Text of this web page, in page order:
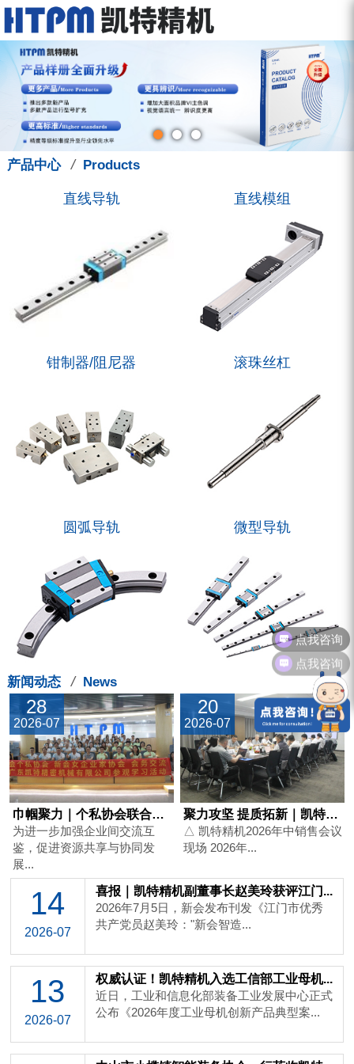
走进凯特
关于我们
品牌故事
人才管理
产品中心
直线导轨
直线模组
钳制器/阻尼器
圆弧导轨
微型导轨
服务中心
型录下载
图型下载
技术支援
新闻中心
新闻动态
展会讯息
凯特学堂
联系我们
联系方式
招聘信息
产品中心 /Products
直线导轨 直线模组
钳制器/阻尼器 滚珠丝杠
圆弧导轨 微型导轨
新闻动态 /News
28
2026-07
巾帼聚力｜个私协会联合新会女企业家协...
为进一步加强企业间交流互
鉴，促进资源共享与协同发
展...
20
2026-07
聚力攻坚 提质拓新｜凯特精机2026...
△ 凯特精机2026年中销售会议
现场 2026年...
14
2026-07
喜报｜凯特精机副董事长赵美玲获评江门...
2026年7月5日，新会发布刊发《江门市优秀
共产党员赵美玲："新会智造...
13
2026-07
权威认证！凯特精机入选工信部工业母机...
近日，工业和信息化部装备工业发展中心正式
公布《2026年度工业母机创新产品典型案...
点我咨询
点我咨询